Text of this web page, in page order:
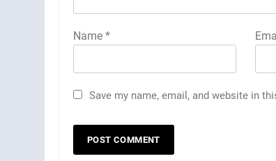
Name *
Save my name, email, and website in